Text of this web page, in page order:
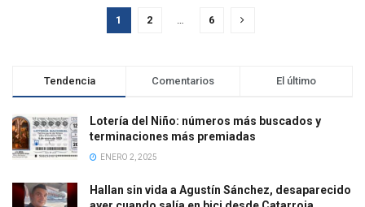
1 2 6
Tendencia Comentarios El último
Lotería del Niño: números más buscados y
terminaciones más premiadas
ENERO 2, 2025
Hallan sin vida a Agustín Sánchez, desaparecido